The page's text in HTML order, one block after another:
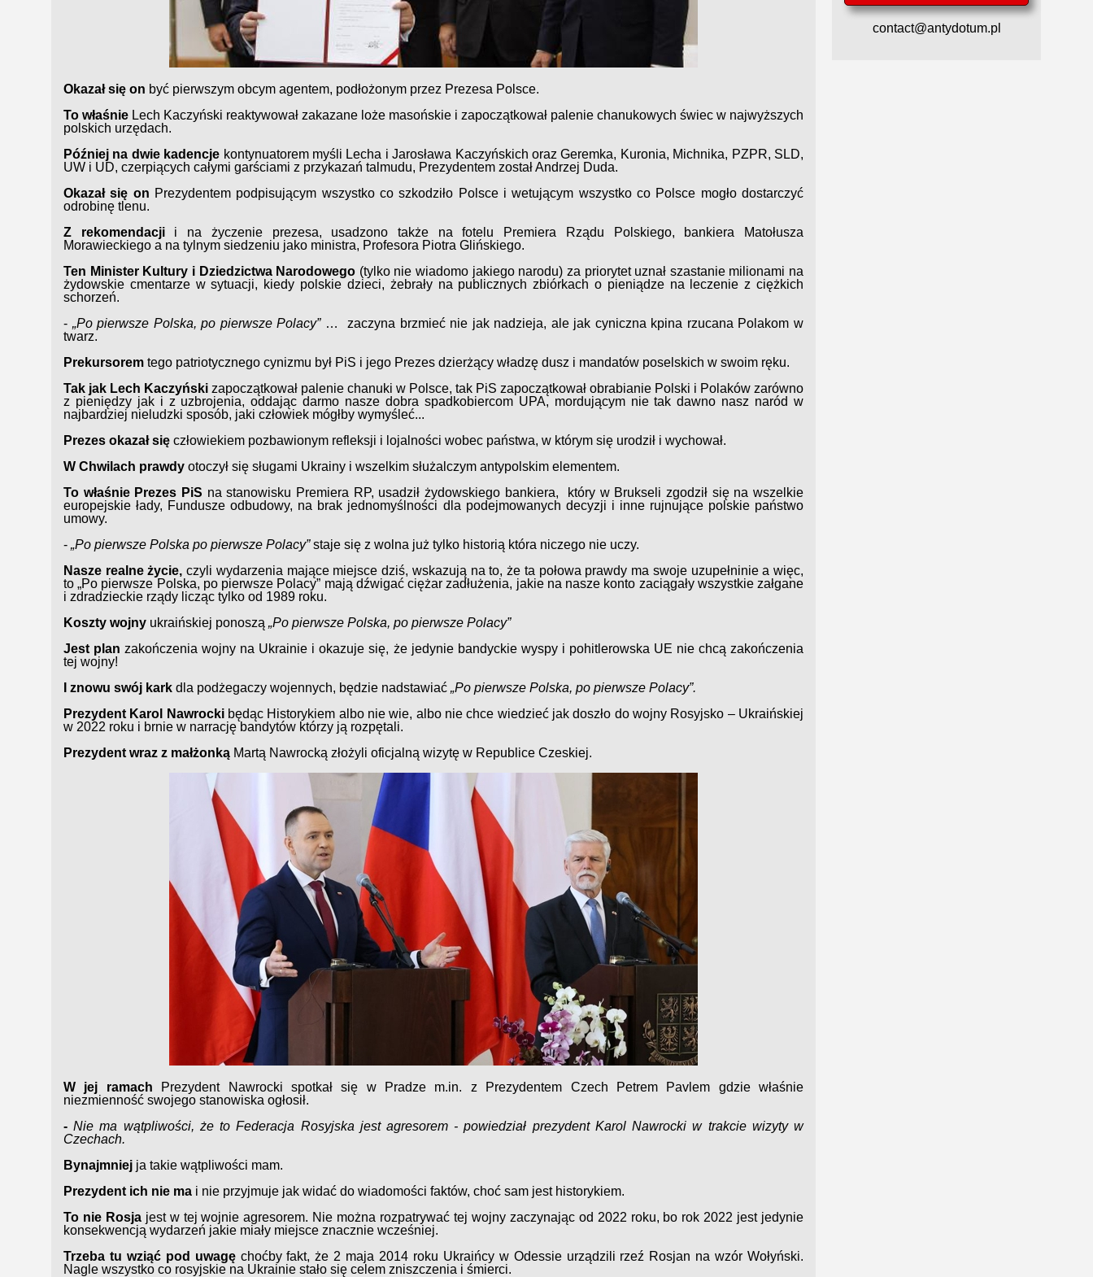
Okazał się on być pierwszym obcym agentem, podłożonym przez Prezesa Polsce.
To właśnie Lech Kaczyński reaktywował zakazane loże masońskie i zapoczątkował palenie chanukowych świec w najwyższych
polskich urzędach.
Później na dwie kadencje kontynuatorem myśli Lecha i Jarosława Kaczyńskich oraz Geremka, Kuronia, Michnika, PZPR, SLD,
UW i UD, czerpiących całymi garściami z przykazań talmudu, Prezydentem został Andrzej Duda.
Okazał się on Prezydentem podpisującym wszystko co szkodziło Polsce i wetującym wszystko co Polsce mogło dostarczyć
odrobinę tlenu.
Z rekomendacjii na życzenie prezesa, usadzono także na fotelu Premiera Rządu Polskiego, bankiera Matołusza
Morawieckiego a na tylnym siedzeniu jako ministra, Profesora Piotra Glińskiego.
Ten Minister Kultury i Dziedzictwa Narodowego (tylko nie wiadomo jakiego narodu) za priorytet uznał szastanie milionami na
żydowskie cmentarze w sytuacji, kiedy polskie dzieci, żebrały na publicznych zbiórkach o pieniądze na leczenie z ciężkich
schorzeń.
- „Po pierwsze Polska, po pierwsze Polacy” … zaczyna brzmieć nie jak nadzieja, ale jak cyniczna kpina rzucana Polakom w
twarz.
Prekursorem tego patriotycznego cynizmu był PiS i jego Prezes dzierżący władzę dusz i mandatów poselskich w swoim ręku.
Tak jak Lech Kaczyński zapoczątkował palenie chanuki w Polsce, tak PiS zapoczątkował obrabianie Polski i Polaków zarówno
z pieniędzy jak i z uzbrojenia, oddając darmo nasze dobra spadkobiercom UPA, mordującym nie tak dawno nasz naród w
najbardziej nieludzki sposób, jaki człowiek mógłby wymyśleć...
Prezes okazał się człowiekiem pozbawionym refleksji i lojalności wobec państwa, w którym się urodził i wychował.
W Chwilach prawdy otoczył się sługami Ukrainy i wszelkim służalczym antypolskim elementem.
To właśnie Prezes PiS na stanowisku Premiera RP, usadził żydowskiego bankiera, który w Brukseli zgodził się na wszelkie
europejskie łady, Fundusze odbudowy, na brak jednomyślności dla podejmowanych decyzji i inne rujnujące polskie państwo
umowy.
- „Po pierwsze Polska po pierwsze Polacy”staje się z wolna już tylko historią która niczego nie uczy.
Nasze realne życie, czyli wydarzenia mające miejsce dziś, wskazują na to, że ta połowa prawdy ma swoje uzupełninie a więc,
to „Po pierwsze Polska, po pierwsze Polacy” mają dźwigać ciężar zadłużenia, jakie na nasze konto zaciągały wszystkie załgane
i zdradzieckie rządy licząc tylko od 1989 roku.
Koszty wojny ukraińskiej ponoszą „Po pierwsze Polska, po pierwsze Polacy”
Jest plan zakończenia wojny na Ukrainie i okazuje się, że jedynie bandyckie wyspy i pohitlerowska UE nie chcą zakończenia
tej wojny!
I znowu swój kark dla podżegaczy wojennych, będzie nadstawiać „Po pierwsze Polska, po pierwsze Polacy”.
Prezydent Karol Nawrockibędąc Historykiem albo nie wie, albo nie chce wiedzieć jak doszło do wojny Rosyjsko – Ukraińskiej
w 2022 roku i brnie w narrację bandytów którzy ją rozpętali.
Prezydent wraz z małżonką Martą Nawrocką złożyli oficjalną wizytę w Republice Czeskiej.
W jej ramach Prezydent Nawrocki spotkał się w Pradze m.in. z Prezydentem Czech Petrem Pavlem gdzie właśnie
niezmienność swojego stanowiska ogłosił.
-Nie ma wątpliwości, że to Federacja Rosyjska jest agresorem - powiedział prezydent Karol Nawrocki w trakcie wizyty w
Czechach.
Bynajmniej ja takie wątpliwości mam.
Prezydent ich nie ma i nie przyjmuje jak widać do wiadomości faktów, choć sam jest historykiem.
To nie Rosjajest w tej wojnie agresorem. Nie można rozpatrywać tej wojny zaczynając od 2022 roku, bo rok 2022 jest jedynie
konsekwencją wydarzeń jakie miały miejsce znacznie wcześniej.
Trzeba tu wziąć pod uwagęchoćby fakt, że 2 maja 2014 roku Ukraińcy w Odessie urządzili rzeź Rosjan na wzór Wołyński.
Nagle wszystko co rosyjskie na Ukrainie stało się celem zniszczenia i śmierci.
contact@antydotum.pl